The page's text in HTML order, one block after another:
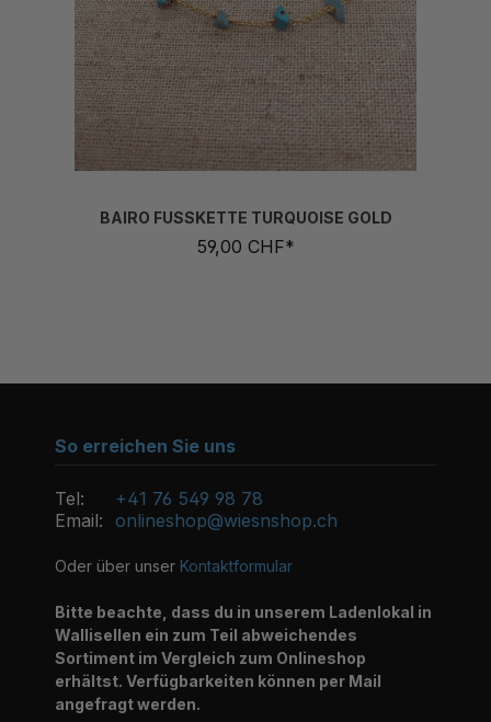
59,00 CHF*
So erreichen Sie uns
Tel:
+41 76 549 98 78
Email: onlineshop@wiesnshop.ch
Oder über unser Kontaktformular
Bitte beachte, dass du in unserem Ladenlokal in
Wallisellen ein zum Teil abweichendes
Sortiment im Vergleich zum Onlineshop
erhältst. Verfügbarkeiten können per Mail
angefragt werden.